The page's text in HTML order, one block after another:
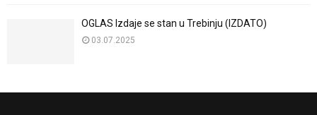
OGLAS Izdaje se stan u Trebinju (IZDATO)
03.07.2025